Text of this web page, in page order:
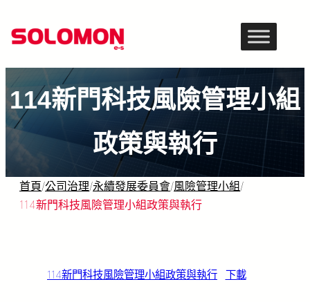
至
要
內
容
114新門科技風險管理小組
政策與執行
首頁/公司治理/永續發展委員會/風險管理小組/
114新門科技風險管理小組政策與執行
114新門科技風險管理小組政策與執行 下載